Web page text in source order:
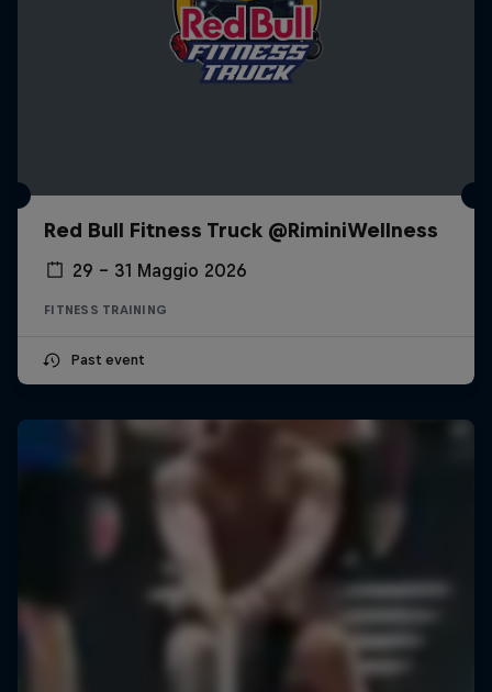
Red Bull Fitness Truck @RiminiWellness
29 – 31 Maggio 2026
FITNESS TRAINING
Past event